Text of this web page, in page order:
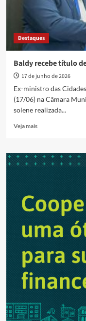
Destaques
Baldy recebe título
17 de junho de 2026
Ex-ministro das
(17/06) na Câmara
solene realizada...
Veja maisRead
Baldy
recebe
novogamense